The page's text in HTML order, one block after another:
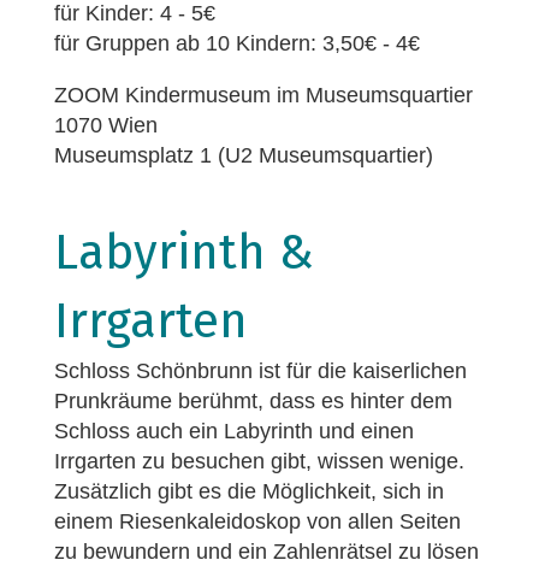
für Kinder: 4 - 5€
für Gruppen ab 10 Kindern: 3,50€ - 4€
ZOOM Kindermuseum im Museumsquartier
1070 Wien
Museumsplatz 1 (U2 Museumsquartier)
Labyrinth &
Irrgarten
Schloss Schönbrunn ist für die kaiserlichen
Prunkräume berühmt, dass es hinter dem
Schloss auch ein Labyrinth und einen
Irrgarten zu besuchen gibt, wissen wenige.
Zusätzlich gibt es die Möglichkeit, sich in
einem Riesenkaleidoskop von allen Seiten
zu bewundern und ein Zahlenrätsel zu lösen